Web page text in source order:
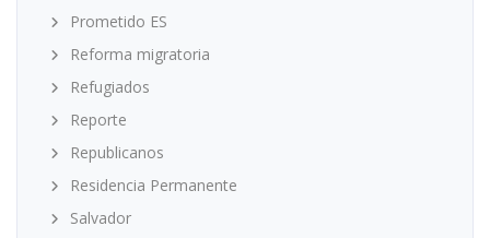
Prometido ES
Reforma migratoria
Refugiados
Reporte
Republicanos
Residencia Permanente
Salvador